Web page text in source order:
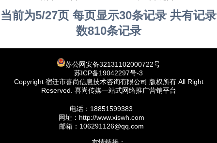
当前为5/27页 每页显示30条记录 共有记录
数810条记录
苏公网安备32131102000722号
苏ICP备19042297号-3
Copyright 宿迁市喜尚信息技术咨询有限公司 版权所有 All Right
Reserved. 喜尚传媒一站式网络推广营销平台
电话：18851599383
网址：http://www.xiswh.com
邮箱：106291126@qq.com